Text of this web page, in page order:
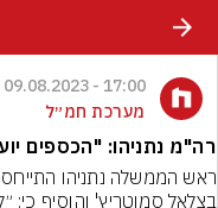
17:00 - 09.08.2023
מערכת חמ״ל
רה"מ נתניהו: "הכספים